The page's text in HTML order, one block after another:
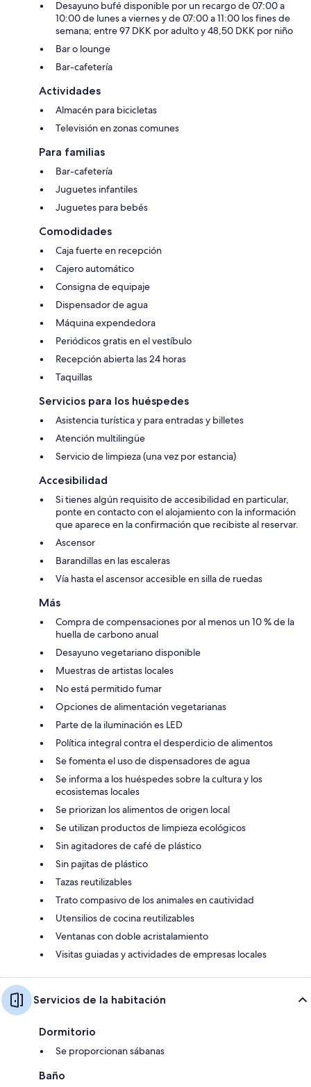
Desayuno bufé disponible por un recargo de 07:00 a
10:00 de lunes a viernes y de 07:00 a 11:00 los fines de
semana; entre 97 DKK por adulto y 48,50 DKK por niño
Bar o lounge
Bar-cafetería
Actividades
Almacén para bicicletas
Televisión en zonas comunes
Para familias
Bar-cafetería
Juguetes infantiles
Juguetes para bebés
Comodidades
Caja fuerte en recepción
Cajero automático
Consigna de equipaje
Dispensador de agua
Máquina expendedora
Periódicos gratis en el vestíbulo
Recepción abierta las 24 horas
Taquillas
Servicios para los huéspedes
Asistencia turística y para entradas y billetes
Atención multilingüe
Servicio de limpieza (una vez por estancia)
Accesibilidad
Si tienes algún requisito de accesibilidad en particular,
ponte en contacto con el alojamiento con la información
que aparece en la confirmación que recibiste al reservar.
Ascensor
Barandillas en las escaleras
Vía hasta el ascensor accesible en silla de ruedas
Más
Compra de compensaciones por al menos un 10 % de la
huella de carbono anual
Desayuno vegetariano disponible
Muestras de artistas locales
No está permitido fumar
Opciones de alimentación vegetarianas
Parte de la iluminación es LED
Política integral contra el desperdicio de alimentos
Se fomenta el uso de dispensadores de agua
Se informa a los huéspedes sobre la cultura y los
ecosistemas locales
Se priorizan los alimentos de origen local
Se utilizan productos de limpieza ecológicos
Sin agitadores de café de plástico
Sin pajitas de plástico
Tazas reutilizables
Trato compasivo de los animales en cautividad
Utensilios de cocina reutilizables
Ventanas con doble acristalamiento
Visitas guiadas y actividades de empresas locales
Servicios de la habitación
Dormitorio
Se proporcionan sábanas
Baño